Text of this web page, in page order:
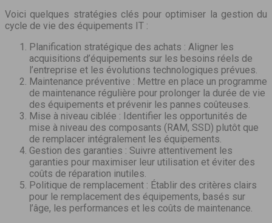
Voici quelques stratégies clés pour optimiser la gestion du
cycle de vie des équipements IT :
Planification stratégique des achats : Aligner les
acquisitions d’équipements sur les besoins réels de
l’entreprise et les évolutions technologiques prévues.
Maintenance préventive : Mettre en place un programme
de maintenance régulière pour prolonger la durée de vie
des équipements et prévenir les pannes coûteuses.
Mise à niveau ciblée : Identifier les opportunités de
mise à niveau des composants (RAM, SSD) plutôt que
de remplacer intégralement les équipements.
Gestion des garanties : Suivre attentivement les
garanties pour maximiser leur utilisation et éviter des
coûts de réparation inutiles.
Politique de remplacement : Établir des critères clairs
pour le remplacement des équipements, basés sur
l’âge, les performances et les coûts de maintenance.